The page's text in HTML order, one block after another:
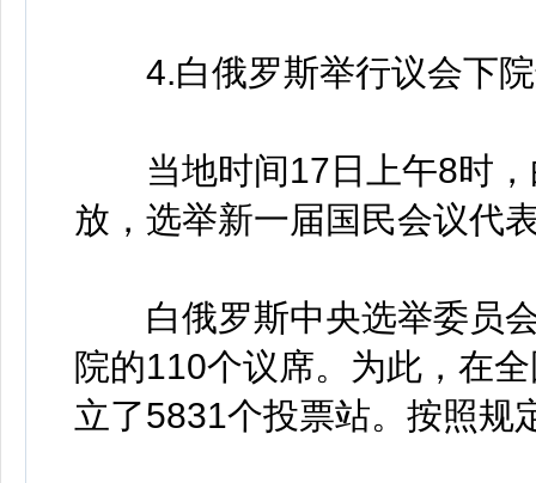
4.白俄罗斯举行议会下院
当地时间17日上午8时，
放，选举新一届国民会议代
白俄罗斯中央选举委员会
院的110个议席。为此，在
立了5831个投票站。按照规